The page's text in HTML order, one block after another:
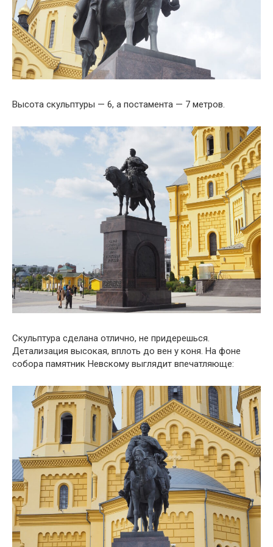
Высота скульптуры — 6, а постамента — 7 метров.
Скульптура сделана отлично, не придерешься.
Детализация высокая, вплоть до вен у коня. На фоне
собора памятник Невскому выглядит впечатляюще: